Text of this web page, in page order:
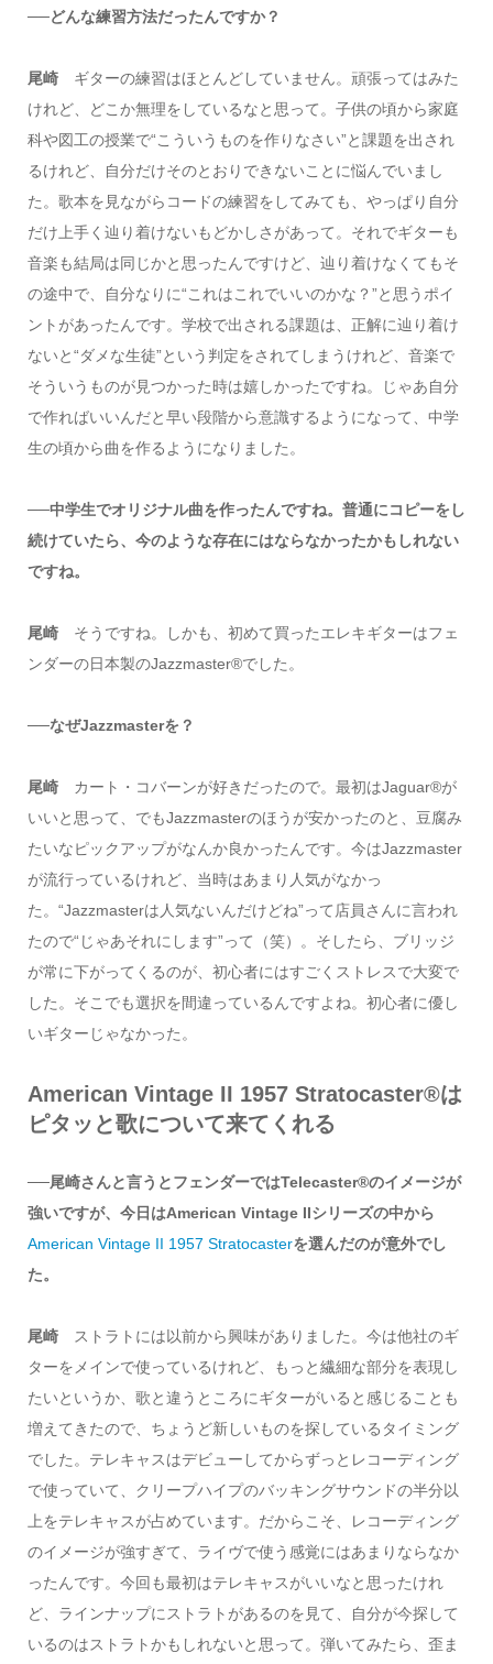
──どんな練習方法だったんですか？
尾崎ギターの練習はほとんどしていません。頑張ってはみた
けれど、どこか無理をしているなと思って。子供の頃から家庭
科や図工の授業で“こういうものを作りなさい”と課題を出され
るけれど、自分だけそのとおりできないことに悩んでいまし
た。歌本を見ながらコードの練習をしてみても、やっぱり自分
だけ上手く辿り着けないもどかしさがあって。それでギターも
音楽も結局は同じかと思ったんですけど、辿り着けなくてもそ
の途中で、自分なりに“これはこれでいいのかな？”と思うポイ
ントがあったんです。学校で出される課題は、正解に辿り着け
ないと“ダメな生徒”という判定をされてしまうけれど、音楽で
そういうものが見つかった時は嬉しかったですね。じゃあ自分
で作ればいいんだと早い段階から意識するようになって、中学
生の頃から曲を作るようになりました。
──中学生でオリジナル曲を作ったんですね。普通にコピーをし
続けていたら、今のような存在にはならなかったかもしれない
ですね。
尾崎そうですね。しかも、初めて買ったエレキギターはフェ
ンダーの日本製のJazzmaster®︎でした。
──なぜJazzmasterを？
尾崎カート・コバーンが好きだったので。最初はJaguar®︎が
いいと思って、でもJazzmasterのほうが安かったのと、豆腐み
たいなピックアップがなんか良かったんです。今はJazzmaster
が流行っているけれど、当時はあまり人気がなかっ
た。“Jazzmasterは人気ないんだけどね”って店員さんに言われ
たので“じゃあそれにします”って（笑）。そしたら、ブリッジ
が常に下がってくるのが、初心者にはすごくストレスで大変で
した。そこでも選択を間違っているんですよね。初心者に優し
いギターじゃなかった。
American Vintage II 1957 Stratocaster®️は
ピタッと歌について来てくれる
──尾崎さんと言うとフェンダーではTelecaster®︎のイメージが
強いですが、今日はAmerican Vintage IIシリーズの中から
American Vintage II 1957 Stratocasterを選んだのが意外でし
た。
尾崎ストラトには以前から興味がありました。今は他社のギ
ターをメインで使っているけれど、もっと繊細な部分を表現し
たいというか、歌と違うところにギターがいると感じることも
増えてきたので、ちょうど新しいものを探しているタイミング
でした。テレキャスはデビューしてからずっとレコーディング
で使っていて、クリープハイプのバッキングサウンドの半分以
上をテレキャスが占めています。だからこそ、レコーディング
のイメージが強すぎて、ライヴで使う感覚にはあまりならなか
ったんです。今回も最初はテレキャスがいいなと思ったけれ
ど、ラインナップにストラトがあるのを見て、自分が今探して
いるのはストラトかもしれないと思って。弾いてみたら、歪ま